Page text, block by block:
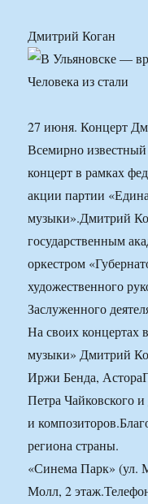
Дмитрий Коган
27 июня. Концерт
Всемирно
концерт в рамках
акции партии
музыки».Дмитрий
государственным
оркестром
художественного
Заслуженного
На своих концертах
музыки» Дмитрий
Иржи Бенда,
Петра Чайковского
и
региона страны.
«Синема Парк» (ул.
Молл, 2